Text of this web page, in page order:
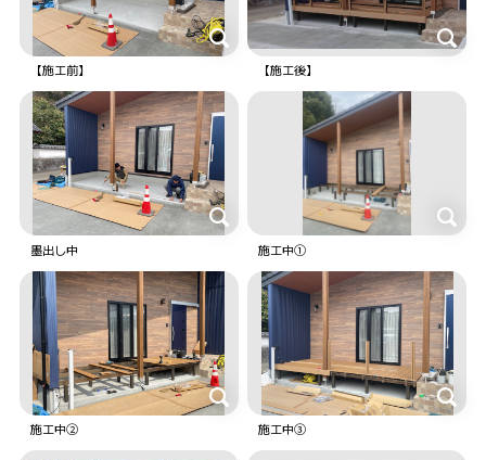
【施工前】 【施工後】
墨出し中 施工中①
施工中② 施工中③